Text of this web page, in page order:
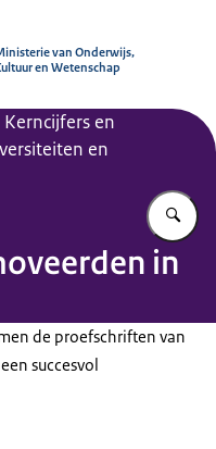
van Onderwijs,
en Wetenschap
Kerncijfers en
en
in
de proefschriften van
succesvol